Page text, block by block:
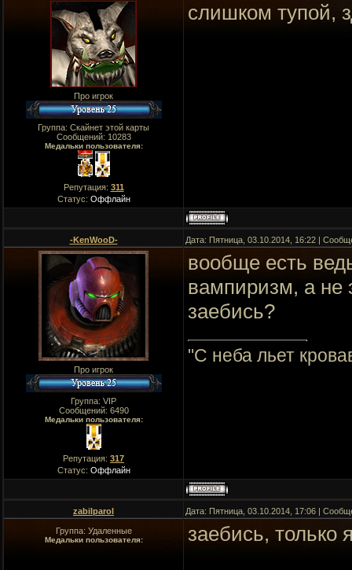
Про игрок
Группа: Скайнет этой карты
Сообщений: 10283
Медальки пользователя:
Репутация: 311
Статус: Оффлайн
слишком тупой,
-KenWooD- Дата: Пятница, 03.10.2014, 16:22 |
Про игрок
Группа: VIP
Сообщений: 6490
Медальки пользователя:
Репутация: 317
Статус: Оффлайн
вообще есть
вампиризм, а не
заебись?
"C неба льет
zabilparol Дата: Пятница, 03.10.2014, 17:06 |
Группа: Удаленные
Медальки пользователя: заебись, только